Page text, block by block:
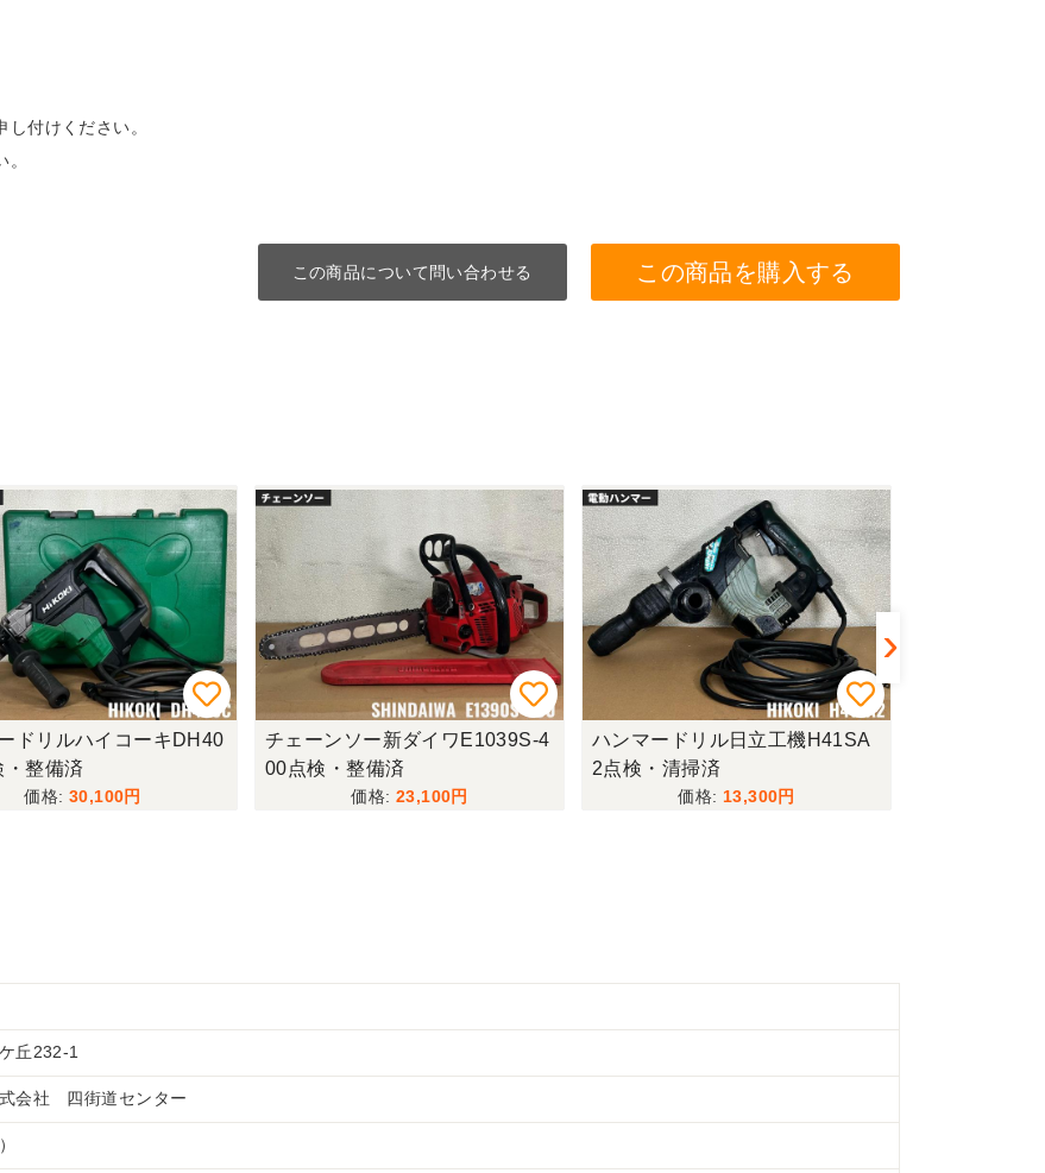
付けください。
この商品について問い合わせる この商品を購入する
ドリルハイコーキDH40
・整備済
30,100
チェーンソー新ダイワE1039S-4
00点検・整備済
23,100
ハンマードリル日立工機H41SA
2点検・清掃済
13,300
丘232-1
会社 四街道センター